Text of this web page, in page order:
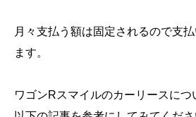
月々支払う額は固定されるので支
ます。
ワゴンRスマイルのカーリースにつ